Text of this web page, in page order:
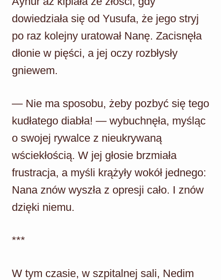
dowiedziała się od Yusufa, że jego stryj
po raz kolejny uratował Nanę. Zacisnęła
dłonie w pięści, a jej oczy rozbłysły
gniewem.
— Nie ma sposobu, żeby pozbyć się tego
kudłatego diabła! — wybuchnęła, myśląc
o swojej rywalce z nieukrywaną
wściekłością. W jej głosie brzmiała
frustracja, a myśli krążyły wokół jednego:
Nana znów wyszła z opresji cało. I znów
dzięki niemu.
***
W tym czasie, w szpitalnej sali, Nedim